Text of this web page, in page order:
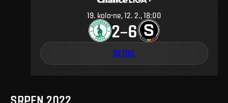
19. kolo ne, 12. 2., 18:00
2–6
DETAIL
SRPEN 2022